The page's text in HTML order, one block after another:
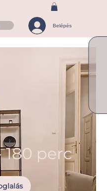
Belépés
180 perc